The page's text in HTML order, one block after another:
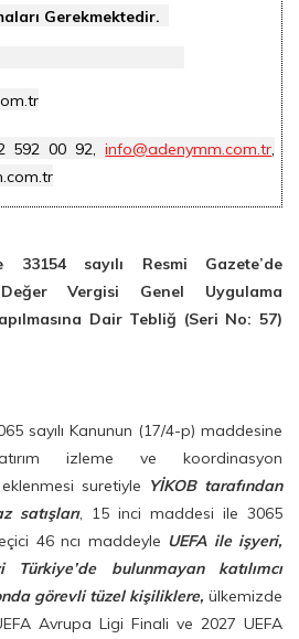
Gerekmektedir.
KDVK
592 00 92,info@adenymm.com.tr,
sayılı Resmi Gazete’de
Vergisi Genel Uygulama
Dair Tebliğ (Seri No: 57)
sayılı Kanunun (17/4-p) maddesine
izleme ve koordinasyon
eklenmesi suretiyle YİKOB tarafından
satışları, 15 inci maddesi ile 3065
46 ncı maddeyle UEFA ile işyeri,
bulunmayan katılımcı
görevli tüzel kişiliklere, ülkemizde
Avrupa Ligi Finali ve 2027 UEFA